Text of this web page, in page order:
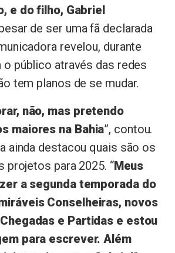
e do filho, Gabriel
de ser uma fã declarada
revelou, durante
público através das redes
tem planos de se mudar.
não, mas pretendo
maiores na Bahia”, contou.
ainda destacou quais são os
projetos para 2025. “Meus
a segunda temporada do
Conselheiras, novos
e Partidas e estou
para escrever. Além